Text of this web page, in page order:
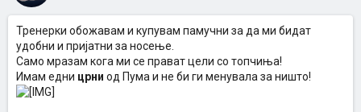
Тренерки обожавам и купувам памучни за да ми бидат
удобни и пријатни за носење.
Само мразам кога ми се прават цели со топчиња!
Имам едни црни од Пума и не би ги менувала за ништо!